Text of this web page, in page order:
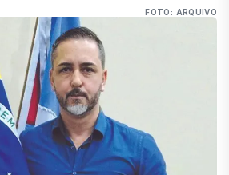
FOTO: ARQUIVO